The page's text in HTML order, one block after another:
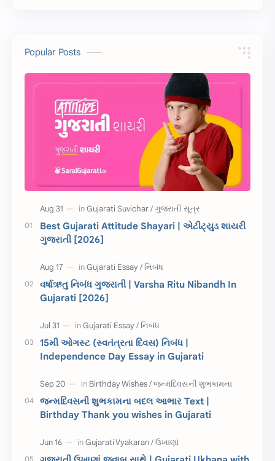
10 વાક્યો
સુવિચાર Gujarati Vyakaran
આરતી
અહેવાલ લેખન શુભેચ્છા સંદેશ
ગુજરાતી શબ્દો
ધોરણ 5 માહિતી
ગુજરાતી સૂત્ર
ચાલીસા
દિવાળી સમાનાર્થી શબ્દો
સ્પીચ ગુજરાતી
રક્ષાબંધન 26 જાન્યુઆરી
જાણવા જેવું ધોરણ 8
શિક્ષક દિવસ ઉત્તરાયણ
કહેવતો Birthday Wishes
Gujarati Slogans Gujarati Speech
Popular Posts
Best Gujarati Attitude Shayari | એટીટ્યુડ શાયરી
ગુજરાતી [2026]
વર્ષાઋતુ નિબંધ ગુજરાતી | Varsha Ritu Nibandh In
Gujarati [2026]
15મી ઓગસ્ટ (સ્વતંત્રતા દિવસ) નિબંધ |
Independence Day Essay in Gujarati
જન્મદિવસની શુભકામના બદલ આભાર Text |
Birthday Thank you wishes in Gujarati